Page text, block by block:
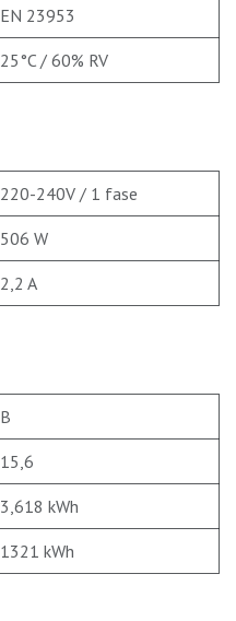
EN 23953
25°C / 60% RV
220-240V / 1 fase
506 W
2,2 A
B
15,6
3,618 kWh
1321 kWh